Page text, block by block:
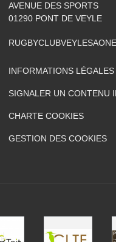
AVENUE DES SPORTS
01290 PONT DE VEYLE
INFORMATIONS LÉGALES
SIGNALER UN CONTENU
CHARTE COOKIES
GESTION DES COOKIES